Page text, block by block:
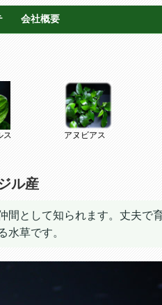
会社概要
ス アヌビアス
ル産
として知られます。丈夫で
水草です。